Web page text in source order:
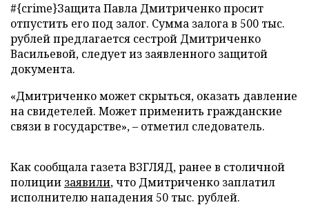
#{crime}Защита Павла Дмитриченко просит
отпустить его под залог. Сумма залога в 500 тыс.
рублей предлагается сестрой Дмитриченко
Васильевой, следует из заявленного защитой
документа.
«Дмитриченко может скрыться, оказать давление
на свидетелей. Может применить гражданские
связи в государстве», – отметил следователь.
Как сообщала газета ВЗГЛЯД, ранее в столичной
полиции заявили, что Дмитриченко заплатил
исполнителю нападения 50 тыс. рублей.